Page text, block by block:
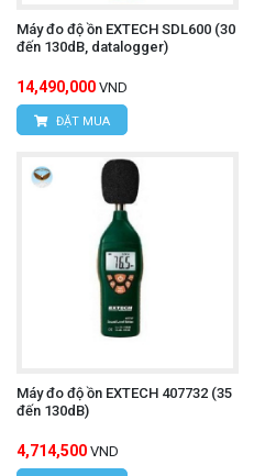
Máy đo độ ồn EXTECH SDL600 (30
đến 130dB, datalogger)
14,490,000 VND
ĐẶT MUA
Máy đo độ ồn EXTECH 407732 (35
đến 130dB)
4,714,500 VND